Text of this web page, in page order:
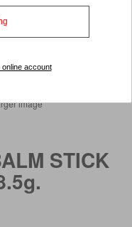
image
STICK
account